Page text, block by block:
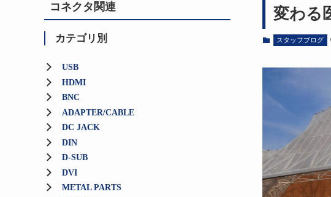
変わる
スタッフブログ
コネクタ関連
カテゴリ別
USB
HDMI
BNC
ADAPTER/CABLE
DC JACK
DIN
D-SUB
DVI
METAL PARTS